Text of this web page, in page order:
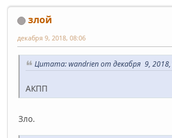
злой
декабря 9, 2018, 08:06
Цитата: wandrien от декабря 9, 2018,
АКПП
Зло.